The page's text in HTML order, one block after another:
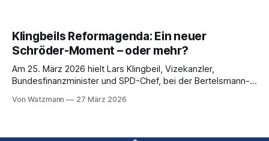
Klingbeils Reformagenda: Ein neuer
Schröder-Moment – oder mehr?
Am 25. März 2026 hielt Lars Klingbeil, Vizekanzler,
Bundesfinanzminister und SPD-Chef, bei der Bertelsmann-
Berlin aufhorchen ließ. Der Titel: „Wie modernisieren wir
Von Watzmann 27 März 2026